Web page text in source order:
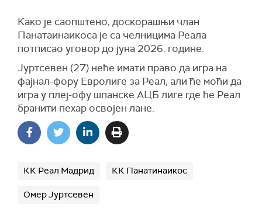
Како је саопштено, доскорашњи члан
Панатаинаикоса је са челницима Реала
потписао уговор до јуна 2026. године.
Јуртсевен (27) неће имати право да игра на
фајнал-фору Евролиге за Реал, али ће моћи да
игра у плеј-офу шпанске АЦБ лиге где ће Реал
бранити пехар освојен лане.
КК Реал Мадрид КК Панатинаикос
Омер Јуртсевен